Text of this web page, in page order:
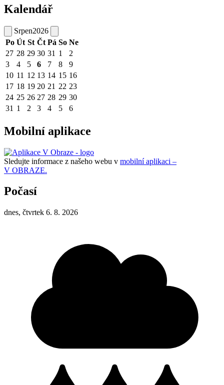
Kalendář
Srpen2026
Po Út St Čt Pá So Ne
27 28 29 30 31 1
2
3
4 5 6 7 8
9
10 11 12 13 14 15 16
17 18 19 20 21 22 23
24 25 26 27 28 29 30
31 1 2 3 4 5 6
Mobilní aplikace
Sledujte informace z našeho webu v mobilní aplikaci –
V OBRAZE.
Počasí
dnes, čtvrtek 6. 8. 2026